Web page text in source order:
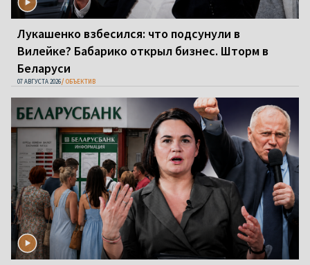
Лукашенко взбесился: что подсунули в
Вилейке? Бабарико открыл бизнес. Шторм в
Беларуси
07 АВГУСТА 2026 ОБЪЕКТИВ